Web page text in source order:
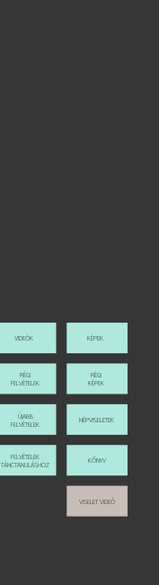
VIDEÓK KÉPEK
RÉGI
FELVÉTELEK
ÚJABB
FELVÉTELEK
FELVÉTELEK
TÁNCTANULÁSHOZ
RÉGI
KÉPEK
NÉPVISELETEK
KÖNYV
VISELET VIDEÓ